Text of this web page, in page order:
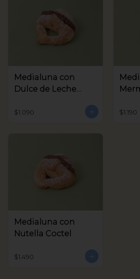
Medialuna con
Dulce de Leche
$1.090 $1.190
Medialuna con
Nutella Coctel
$1.490